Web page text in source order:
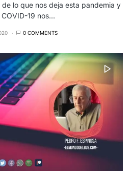
lo que nos deja esta pandemia y
19 nos…
0 COMMENTS